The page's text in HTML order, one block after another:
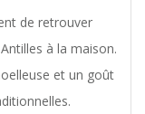
de retrouver
à la maison.
et un goût